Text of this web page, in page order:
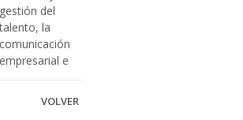
gestión del
talento, la
comunicación
empresarial e
VOLVER